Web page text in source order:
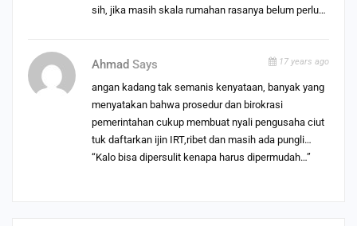
sih, jika masih skala rumahan rasanya belum perlu…
Ahmad Says 17 years ago
angan kadang tak semanis kenyataan, banyak yang
menyatakan bahwa prosedur dan birokrasi
pemerintahan cukup membuat nyali pengusaha ciut
tuk daftarkan ijin IRT,ribet dan masih ada pungli…
“Kalo bisa dipersulit kenapa harus dipermudah…”